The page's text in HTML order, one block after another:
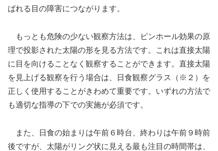
ばれる目の障害につながります。
もっとも危険の少ない観察方法は、ピンホール効果の原
理で投影された太陽の形を見る方法です。これは直接太陽
に目を向けることなく観察することができます。直接太陽
を見上げる観察を行う場合は、日食観察グラス（※２）を
正しく使用することがきわめて重要です。いずれの方法で
も適切な指導の下での実施が必須です。
また、日食の始まりは午前６時台、終わりは午前９時前
後ですが、太陽がリング状に見える最も注目の時間帯は、